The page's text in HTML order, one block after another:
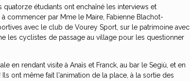
quatorze étudiants ont enchaîné les interviews et
commencer par Mme le Maire, Fabienne Blachot-
avec le club de Vourey Sport, sur le patrimoine avec
les cyclistes de passage au village pour les questionner
en rendant visite à Anaïs et Franck, au bar le Segiù, et en
ont même fait l'animation de la place, à la sortie des